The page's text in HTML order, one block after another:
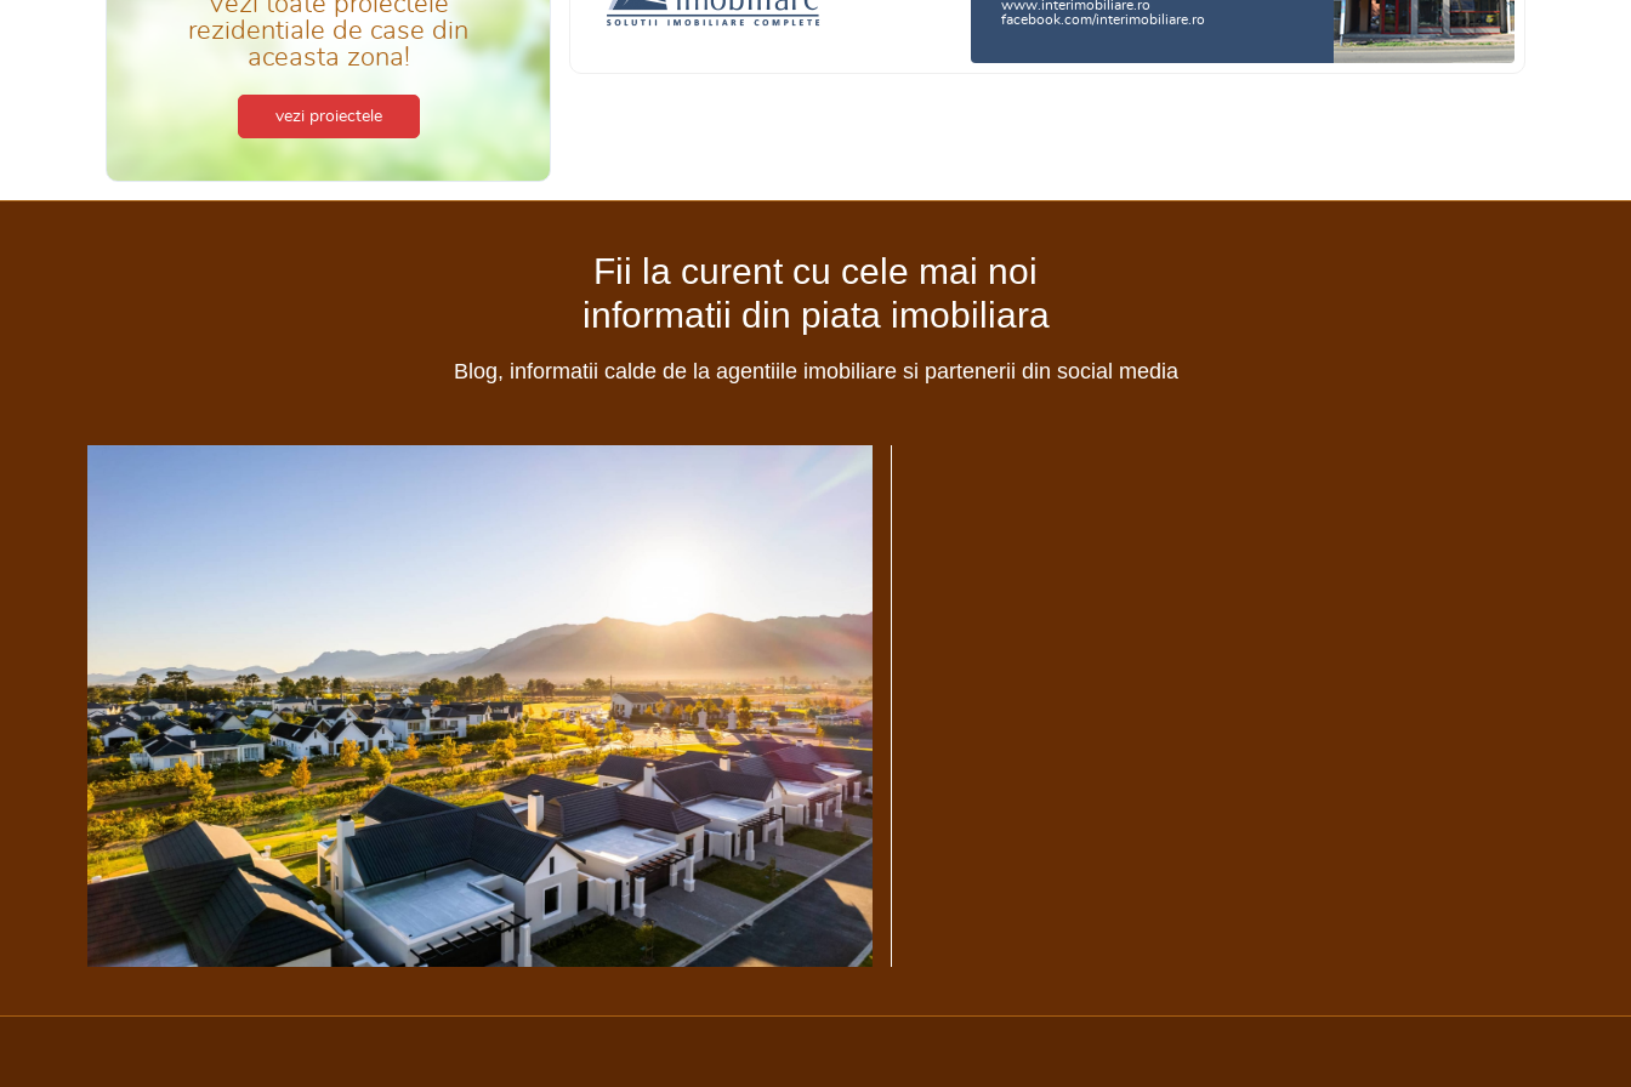
rezidentiale de case din
aceasta zona!
vezi proiectele
www.interimobiliare.ro
facebook.com/interimobiliare.ro
Fii la curent cu cele mai noi
informatii din piata imobiliara
Blog, informatii calde de la agentiile imobiliare si partenerii din social media